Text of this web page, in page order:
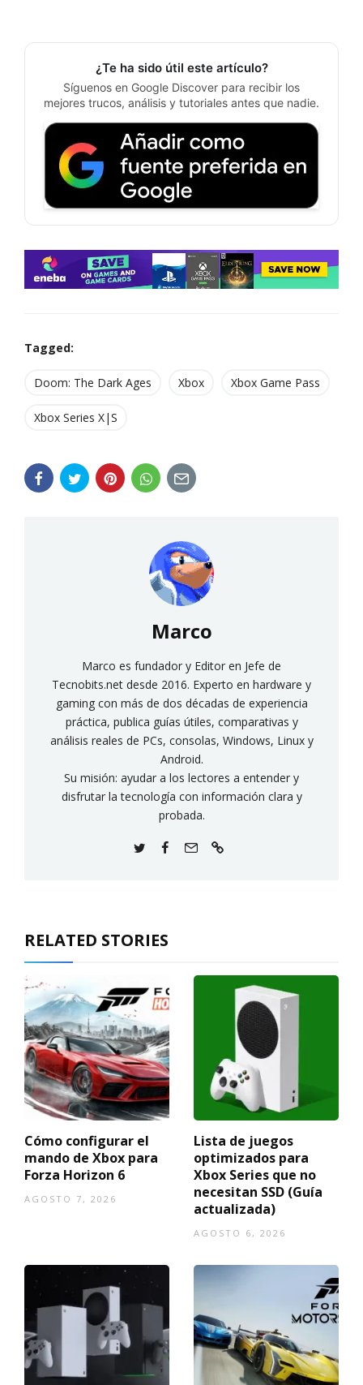
¿Te ha sido útil este artículo?
Síguenos en Google Discover para recibir los
mejores trucos, análisis y tutoriales antes que nadie.
Tagged:
Doom: The Dark Ages Xbox Xbox Game Pass
Xbox Series X|S
Marco
Marco es fundador y Editor en Jefe de
Tecnobits.net desde 2016. Experto en hardware y
gaming con más de dos décadas de experiencia
práctica, publica guías útiles, comparativas y
análisis reales de PCs, consolas, Windows, Linux y
Android.
Su misión: ayudar a los lectores a entender y
disfrutar la tecnología con información clara y
probada.
RELATED STORIES
Cómo configurar el
mando de Xbox para
Forza Horizon 6
AGOSTO 7, 2026
Lista de juegos
optimizados para
Xbox Series que no
necesitan SSD (Guía
actualizada)
AGOSTO 6, 2026